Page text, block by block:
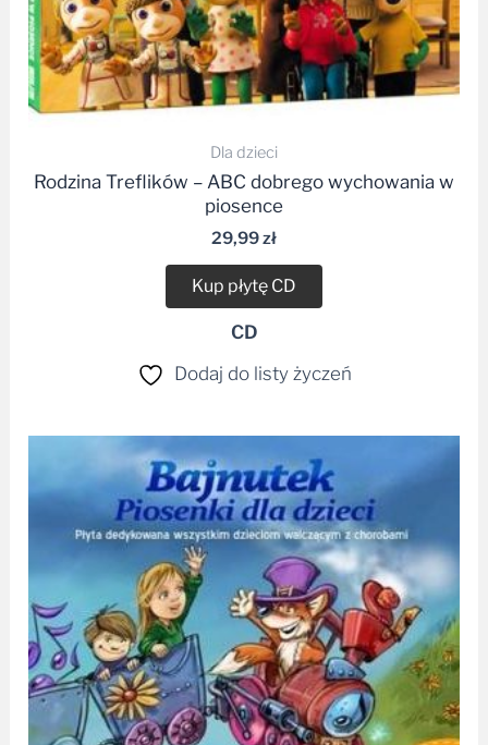
Dla dzieci
Rodzina Treflików – ABC dobrego wychowania w
piosence
29,99zł
Kup płytę CD
CD
Dodaj do listy życzeń